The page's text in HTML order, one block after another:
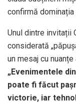
confirmă
Unul dintre invitații
considerată
un mesaj cu nuanțe
„Evenimentele
poate fi făcut
victorie, iar